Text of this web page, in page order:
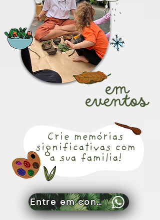
em
eventos
Crie memórias
significativas com
a sua familia!
Entre em contato